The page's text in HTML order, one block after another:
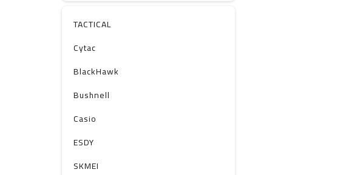
სხვა
Off-Road
TACTICAL
Cytac
BlackHawk
Bushnell
Casio
ESDY
SKMEI